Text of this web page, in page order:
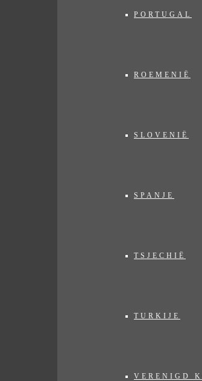
PORTUGAL
ROEMENIË
SLOVENIË
SPANJE
TSJECHIË
TURKIJE
VERENIGD